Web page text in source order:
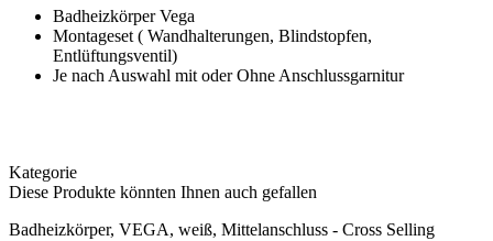
Badheizkörper Vega
Montageset ( Wandhalterungen, Blindstopfen,
Entlüftungsventil)
Je nach Auswahl mit oder Ohne Anschlussgarnitur
Kategorie
Diese Produkte könnten Ihnen auch gefallen
Badheizkörper, VEGA, weiß, Mittelanschluss - Cross Selling